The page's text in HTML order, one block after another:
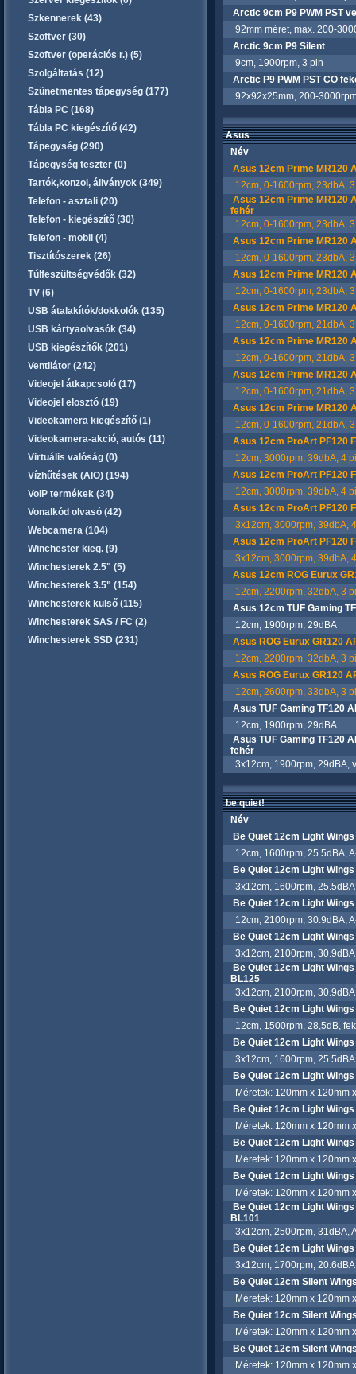
Szkennerek (43)
Szoftver (30)
Szoftver (operációs r.) (5)
Szolgáltatás (12)
Szünetmentes tápegység (177)
Tábla PC (168)
Tábla PC kiegészítő (42)
Tápegység (290)
Tápegység teszter (0)
Tartók,konzol, állványok (349)
Telefon - asztali (20)
Telefon - kiegészítő (30)
Telefon - mobil (4)
Tisztítószerek (26)
Túlfeszültségvédők (32)
TV (6)
USB átalakítók/dokkolók (135)
USB kártyaolvasók (34)
USB kiegészítők (201)
Ventilátor (242)
Videojel átkapcsoló (17)
Videojel elosztó (19)
Videokamera kiegészítő (1)
Videokamera-akció, autós (11)
Virtuális valóság (0)
Vízhűtések (AIO) (194)
VoIP termékek (34)
Vonalkód olvasó (42)
Webcamera (104)
Winchester kieg. (9)
Winchesterek 2.5" (5)
Winchesterek 3.5" (154)
Winchesterek külső (115)
Winchesterek SAS / FC (2)
Winchesterek SSD (231)
Arctic 9cm P9 PWM PST
92mm méret, max. 200-
Arctic 9cm P9 Silent
9cm, 1900rpm, 3 pin
Arctic P9 PWM PST CO
92x92x25mm, 200-
Asus
Név
Asus 12cm Prime MR120
12cm, 0-1600rpm, 23dbA, 3
Asus 12cm Prime MR120
fehér
12cm, 0-1600rpm, 23dbA, 3
Asus 12cm Prime MR120
12cm, 0-1600rpm, 23dbA, 3
Asus 12cm Prime MR120
12cm, 0-1600rpm, 23dbA, 3
Asus 12cm Prime MR120
12cm, 0-1600rpm, 21dbA, 3
Asus 12cm Prime MR120
12cm, 0-1600rpm, 21dbA, 3
Asus 12cm Prime MR120
12cm, 0-1600rpm, 21dbA, 3
Asus 12cm Prime MR120
12cm, 0-1600rpm, 21dbA, 3
Asus 12cm ProArt PF120
12cm, 3000rpm, 39dbA, 4
Asus 12cm ProArt PF120
12cm, 3000rpm, 39dbA, 4
Asus 12cm ProArt PF120
3x12cm, 3000rpm, 39dbA,
Asus 12cm ProArt PF120
3x12cm, 3000rpm, 39dbA,
Asus 12cm ROG Eurux
12cm, 2200rpm, 32dbA, 3
Asus 12cm TUF Gaming
12cm, 1900rpm, 29dBA
Asus ROG Eurux GR120
12cm, 2200rpm, 32dbA, 3
Asus ROG Eurux GR120
12cm, 2600rpm, 33dbA, 3
Asus TUF Gaming TF120
12cm, 1900rpm, 29dBA
Asus TUF Gaming TF120
fehér
3x12cm, 1900rpm, 29dBA,
be quiet!
Név
Be Quiet 12cm Light
12cm, 1600rpm, 25.5dBA,
Be Quiet 12cm Light
3x12cm, 1600rpm,
Be Quiet 12cm Light
12cm, 2100rpm, 30.9dBA,
Be Quiet 12cm Light
3x12cm, 2100rpm,
Be Quiet 12cm Light
BL125
3x12cm, 2100rpm,
Be Quiet 12cm Light
12cm, 1500rpm, 28,5dB,
Be Quiet 12cm Light
3x12cm, 1600rpm,
Be Quiet 12cm Light
Méretek: 120mm x 120mm
Be Quiet 12cm Light
Méretek: 120mm x 120mm
Be Quiet 12cm Light
Méretek: 120mm x 120mm
Be Quiet 12cm Light
Méretek: 120mm x 120mm
Be Quiet 12cm Light
BL101
3x12cm, 2500rpm, 31dBA,
Be Quiet 12cm Light
3x12cm, 1700rpm,
Be Quiet 12cm Silent
Méretek: 120mm x 120mm
Be Quiet 12cm Silent
Méretek: 120mm x 120mm
Be Quiet 12cm Silent
Méretek: 120mm x 120mm